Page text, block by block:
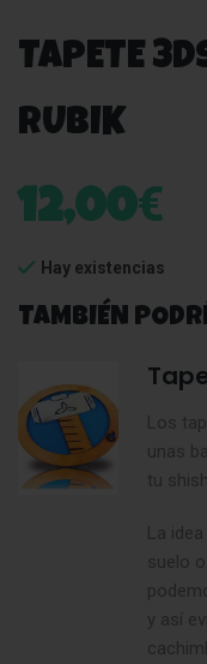
TAPETE
RUBIK
12,00€
Hay existencias
TAMBIÉN
Los
unas
tu
La
suelo
y así